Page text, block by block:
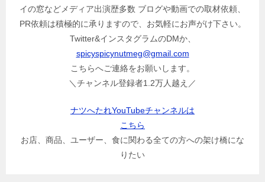
イの窓などメディア出演歴多数 ブログや動画での取材依頼、
PR依頼は積極的に承りますので、お気軽にお声がけ下さい。
Twitter&インスタグラムのDMか、
spicyspicynutmeg@gmail.com
こちらへご連絡をお願いします。
＼チャンネル登録者1.2万人越え／
ナツへたれYouTubeチャンネルは
こちら
お店、商品、ユーザー、食に関わる全ての方への架け橋にな
りたい